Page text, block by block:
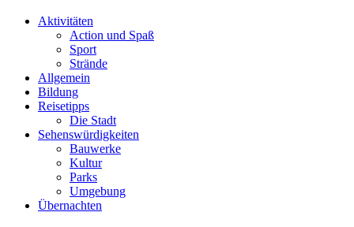
Aktivitäten
Action und Spaß
Sport
Strände
Allgemein
Bildung
Reisetipps
Die Stadt
Sehenswürdigkeiten
Bauwerke
Kultur
Parks
Umgebung
Übernachten